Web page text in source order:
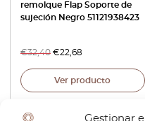
Gestionar el
remolque Flap Soporte de
sujeción Negro 51121938423
€32,40 €22,68
Ver producto
-30%